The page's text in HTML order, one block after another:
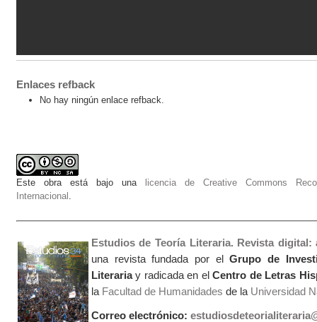
Enlaces refback
No hay ningún enlace refback.
Este obra está bajo una
licencia de Creative Commons
Internacional
Estudios de Teoría Literaria. Revista
una revista fundada por elGrupo de
Literariay radicada en elCentro de Letras
la Facultad de Humanidades de laUniversidad
Correo electrónico: